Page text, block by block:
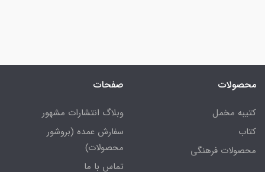
محصولات
کتیبه مخمل
کتاب
محصولات فرهنگی
صفحات
وبلاگ انتشارات مشهور
سفارش عمده (بروشور
محصولات)
تماس با ما